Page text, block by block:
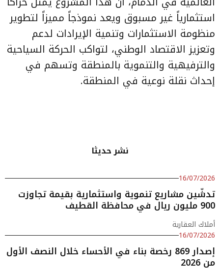
استثمارياً غير مسبوق ويعد نموذجاً مميزاً لتطوير
منظومة الاستثمارات وتنمية الإيرادات لدعم
وتعزيز الاقتصاد الوطني، لتواكب الحركة السياحية
والترفيهية والتنموية بالمنطقة وتسهم في
إحداث نقلة نوعية في المنطقة.
نشر حديثا
16/07/2026
تدشّين مشاريع تنموية واستثمارية بقيمة تجاوزت
900 مليون ريال في محافظة القطيف
أملاك العقارية
16/07/2026
إصدار 869 رخصة بناء في الأحساء خلال النصف الأول
من 2026